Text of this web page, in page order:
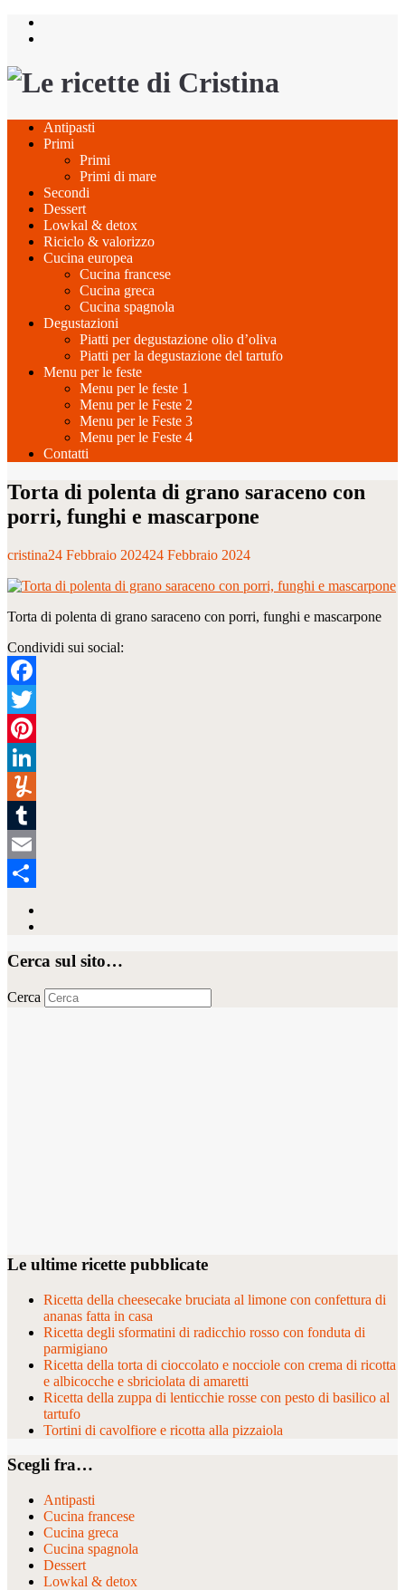
Salta
Antipasti
Primi
Primi
Primi di mare
Secondi
Dessert
Lowkal & detox
Riciclo & valorizzo
Cucina europea
Cucina francese
Cucina greca
Cucina spagnola
Degustazioni
Piatti per degustazione olio d’oliva
Piatti per la degustazione del tartufo
Menu per le feste
Menu per le feste 1
Menu per le Feste 2
Menu per le Feste 3
Menu per le Feste 4
Contatti
Torta di polenta di grano saraceno con
porri, funghi e mascarpone
cristina24 Febbraio 202424 Febbraio 2024
Torta di polenta di grano saraceno con porri, funghi e mascarpone
Condividi sui social:
Facebook
Twitter
Pinterest
LinkedIn
Yummly
Tumblr
Email
Cerca sul sito…
Cerca
Le ultime ricette pubblicate
Ricetta della cheesecake bruciata al limone con confettura di
ananas fatta in casa
Ricetta degli sformatini di radicchio rosso con fonduta di
parmigiano
Ricetta della torta di cioccolato e nocciole con crema di ricotta
e albicocche e sbriciolata di amaretti
Ricetta della zuppa di lenticchie rosse con pesto di basilico al
tartufo
Tortini di cavolfiore e ricotta alla pizzaiola
Scegli fra…
Antipasti
Cucina francese
Cucina greca
Cucina spagnola
Dessert
Lowkal & detox